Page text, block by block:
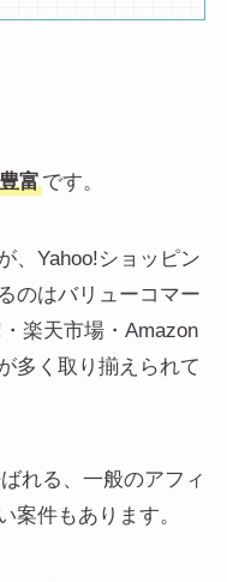
富です。
、Yahoo!ショッピン
のはバリューコマー
楽天市場・Amazon
多く取り揃えられて
れる、一般のアフィ
案件もあります。